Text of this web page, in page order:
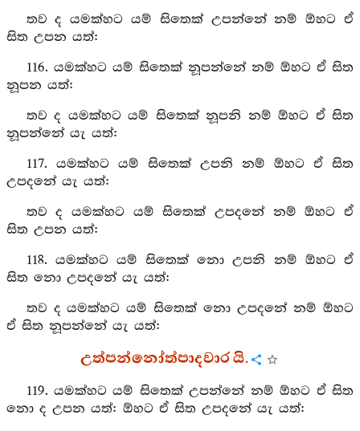
තව ද යමක්හට යම් සිතෙක් උපන්නේ නම් ඕහට ඒ
සිත උපන යත්:
116. යමක්හට යම් සිතෙක් නූපන්නේ නම් ඕහට ඒ සිත
නූපන යත්:
තව ද යමක්හට යම් සිතෙක් නූපනි නම් ඕහට ඒ සිත
නූපන්නේ යැ යත්:
117. යමක්හට යම් සිතෙක් උපනි නම් ඕහට ඒ සිත
උපදනේ යැ යත්:
තව ද යමක්හට යම් සිතෙක් උපදනේ නම් ඕහට ඒ
සිත උපන යත්:
118. යමක්හට යම් සිතෙක් නො උපනි නම් ඕහට ඒ
සිත නො උපදනේ යැ යත්:
තව ද යමක්හට යම් සිතෙක් නො උපදනේ නම් ඕහට
ඒ සිත නූපන්නේ යැ යත්:
උත්පන්නෝත්පාදවාර යි.
119. යමක්හට යම් සිතෙක් උපන්නේ නම් ඕහට ඒ සිත
නො ද උපන යත්: ඕහට ඒ සිත උපදනේ යැ යත්: